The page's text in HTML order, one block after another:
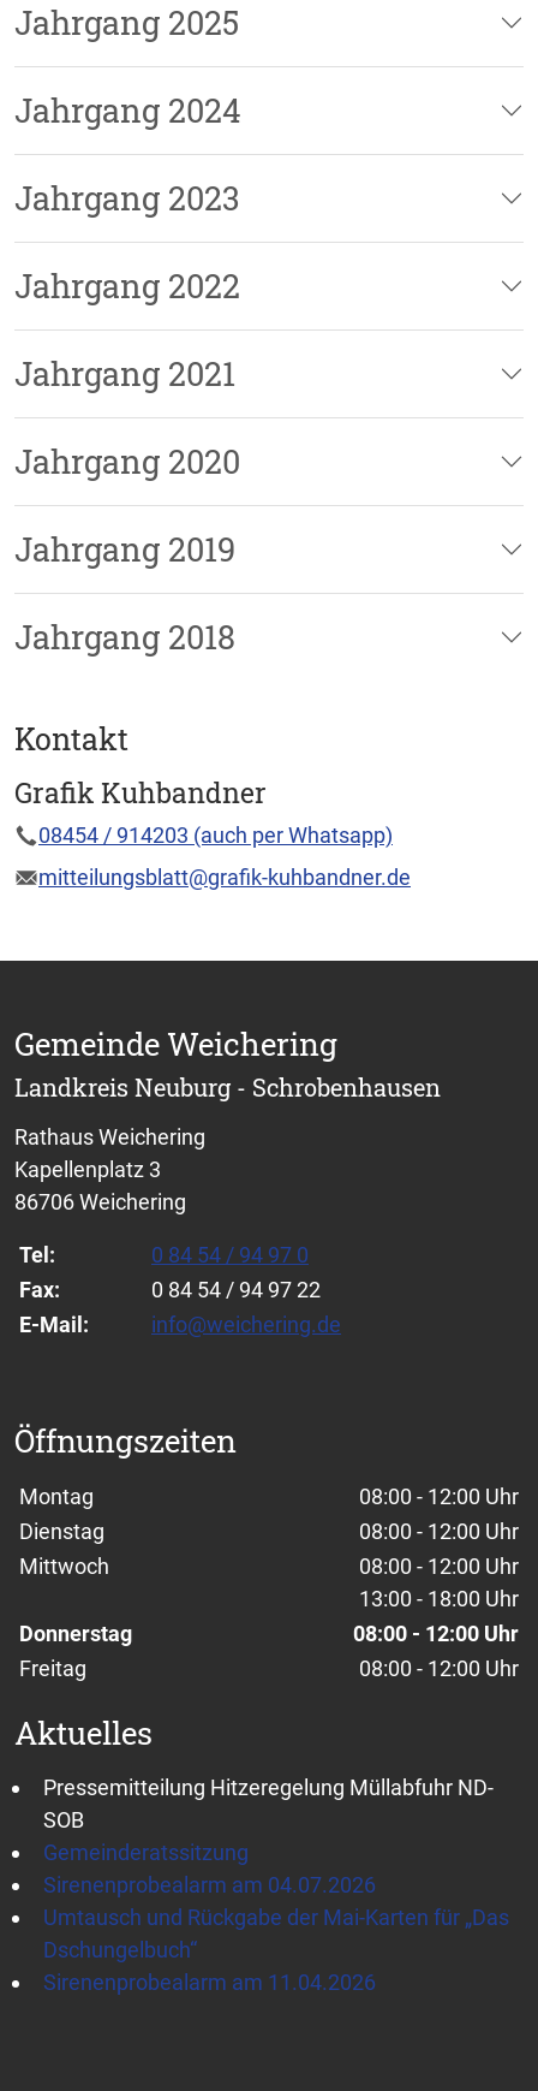
Jahrgang 2025
Jahrgang 2024
Jahrgang 2023
Jahrgang 2022
Jahrgang 2021
Jahrgang 2020
Jahrgang 2019
Jahrgang 2018
Kontakt
Grafik Kuhbandner
08454 / 914203 (auch per Whatsapp)
mitteilungsblatt@grafik-kuhbandner.de
Gemeinde Weichering
Landkreis Neuburg - Schrobenhausen
Rathaus Weichering
Kapellenplatz 3
86706 Weichering
Tel:
0 84 54 / 94 97 0
Fax:
0 84 54 / 94 97 22
E-Mail:
info@weichering.de
Öffnungszeiten
Wochentage / Monate
Öffnungszeiten / Hinweise
Montag
08:00 - 12:00 Uhr
Dienstag
08:00 - 12:00 Uhr
Mittwoch
08:00 - 12:00 Uhr
13:00 - 18:00 Uhr
Donnerstag
08:00 - 12:00 Uhr
Freitag
08:00 - 12:00 Uhr
Aktuelles
Pressemitteilung Hitzeregelung Müllabfuhr ND-
SOB
Gemeinderatssitzung
Sirenenprobealarm am 04.07.2026
Umtausch und Rückgabe der Mai-Karten für „Das
Dschungelbuch“
Sirenenprobealarm am 11.04.2026